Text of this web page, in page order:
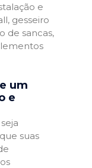
e
gesseiro
de sancas,
um
e
suas